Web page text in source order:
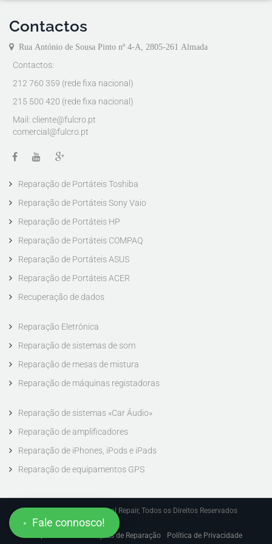
Contactos
Rua António de Sousa Pinto nº 4-A, 2805-261 Almada
Contactos:
212 760 359 (rede fixa nacional)
215 500 420 (rede fixa nacional)
Mail: cliente@fulcro.pt
comercial@fulcro.pt
Reparação de Portáteis Toshiba
Reparação de Portáteis Sony Vaio
Reparação de Portáteis HP
Reparação de Portáteis COMPAQ
Reparação de Portáteis ASUS
Reparação de Portáteis ACER
Recuperação de dados
Reparação Eletrónica
Reparação de sistemas de som
Reparação de mesas de mistura
Reparação de máquinas registadoras
Reparação de sistemas «Car Áudio»
Reparação de amplificadores
Reparação de iPhones, iPods e iPads
Reparação de equipamentos GPS
Copyright © 2026 Digital Repair, Todos os Direitos Reservados
Condições de Reparação Política de Privacidade
Fale connosco!
Digital Repair